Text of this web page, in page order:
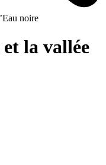
noire
la vallée